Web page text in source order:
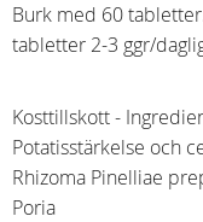
Burk med 60
tabletter 2-3 ggr/
Kosttillskott -
Potatisstärkelse och
Rhizoma Pinelliae
Poria